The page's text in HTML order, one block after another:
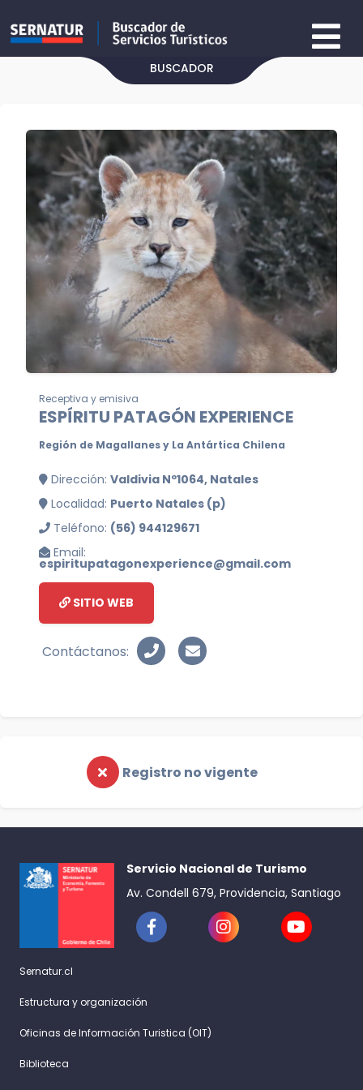
BUSCADOR
Receptiva y emisiva
ESPÍRITU PATAGÓN EXPERIENCE
Región de Magallanes y La Antártica Chilena
Dirección: Valdivia Nº1064, Natales
Localidad: Puerto Natales (p)
Teléfono: (56) 944129671
Email:
espiritupatagonexperience@gmail.com
SITIO WEB
Contáctanos:
Registro no vigente
Servicio Nacional de Turismo
Av. Condell 679, Providencia, Santiago
Sernatur.cl
Estructura y organización
Oficinas de Información Turistica (OIT)
Biblioteca